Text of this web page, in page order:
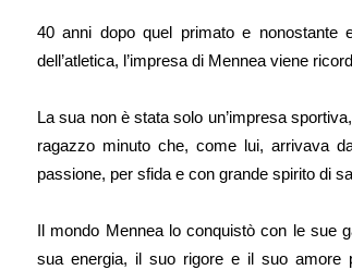
40 anni dopo quel primato e
dell’atletica, l’impresa di Mennea viene
La sua non è stata solo un’impresa
ragazzo minuto che, come lui, arrivava
passione, per sfida e con grande spirito di
Il mondo Mennea lo conquistò con le sue
sua energia, il suo rigore e il suo amore